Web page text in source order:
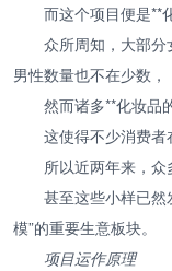
而这个项目便是**
众所周知，大部
男性数量也不在少数，
然而诸多**化妆品
这使得不少消费者
所以近两年来，众
甚至这些小样已然
模”的重要生意板块。
项目运作原理